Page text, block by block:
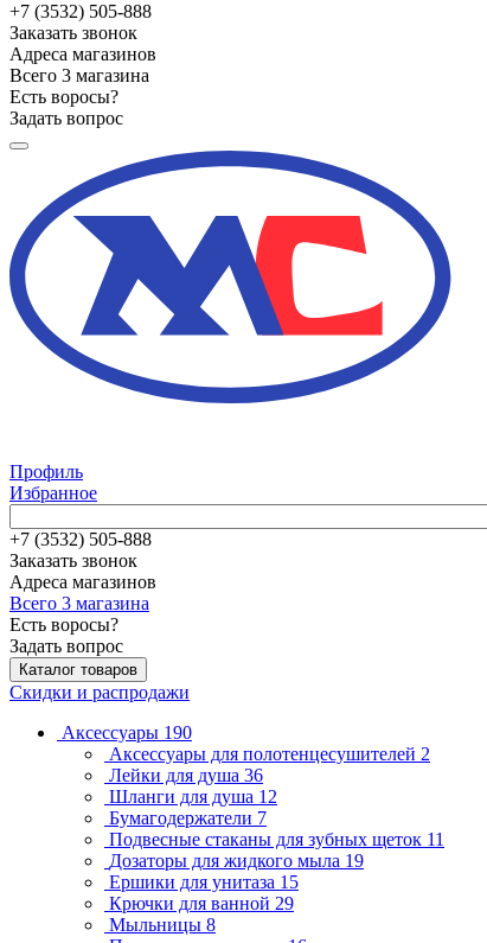
+7 (3532) 505-888
Заказать звонок
Адреса магазинов
Всего 3 магазина
Есть воросы?
Задать вопрос
Профиль
Избранное
+7 (3532) 505-888
Заказать звонок
Адреса магазинов
Всего 3 магазина
Есть воросы?
Задать вопрос
Каталог товаров
Скидки и распродажи
Аксессуары 190
Аксессуары для полотенцесушителей 2
Лейки для душа 36
Шланги для душа 12
Бумагодержатели 7
Подвесные стаканы для зубных щеток 11
Дозаторы для жидкого мыла 19
Ершики для унитаза 15
Крючки для ванной 29
Мыльницы 8